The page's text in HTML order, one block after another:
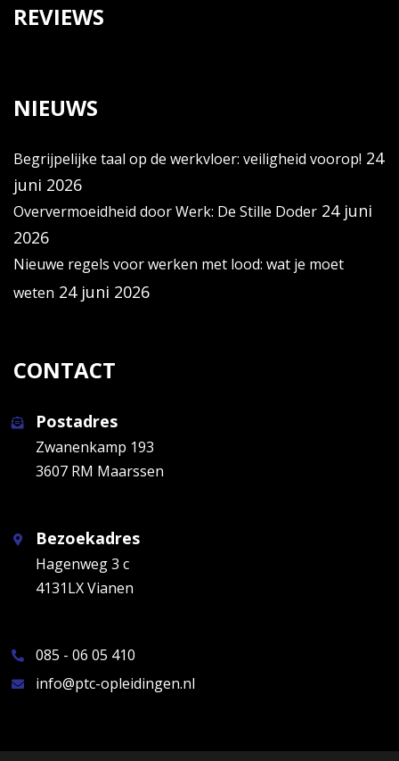
REVIEWS
NIEUWS
Begrijpelijke taal op de werkvloer: veiligheid voorop! 24
juni 2026
Oververmoeidheid door Werk: De Stille Doder 24 juni
2026
Nieuwe regels voor werken met lood: wat je moet
weten 24 juni 2026
CONTACT
Postadres
Zwanenkamp 193
3607 RM Maarssen
Bezoekadres
Hagenweg 3 c
4131LX Vianen
085 - 06 05 410
info@ptc-opleidingen.nl